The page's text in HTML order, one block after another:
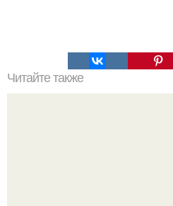
Читайте также